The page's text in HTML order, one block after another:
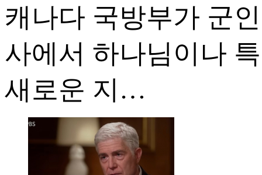
캐나다 국방부가 군
사에서 하나님이나
새로운 지…